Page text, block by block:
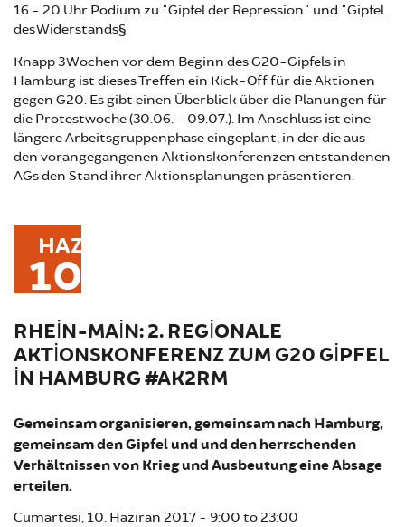
16 - 20 Uhr Podium zu "Gipfel der Repression" und "Gipfel
des Widerstands§
Knapp 3 Wochen vor dem Beginn des G20-Gipfels in
Hamburg ist dieses Treffen ein Kick-Off für die Aktionen
gegen G20. Es gibt einen Überblick über die Planungen für
die Protestwoche (30.06. - 09.07.). Im Anschluss ist eine
längere Arbeitsgruppenphase eingeplant, in der die aus
den vorangegangenen Aktionskonferenzen entstandenen
AGs den Stand ihrer Aktionsplanungen präsentieren.
HAZ
10
RHEIN-MAIN: 2. REGIONALE
AKTIONSKONFERENZ ZUM G20 GIPFEL
IN HAMBURG #AK2RM
Gemeinsam organisieren, gemeinsam nach Hamburg,
gemeinsam den Gipfel und und den herrschenden
Verhältnissen von Krieg und Ausbeutung eine Absage
erteilen.
Cumartesi, 10. Haziran 2017 - 9:00 to23:00